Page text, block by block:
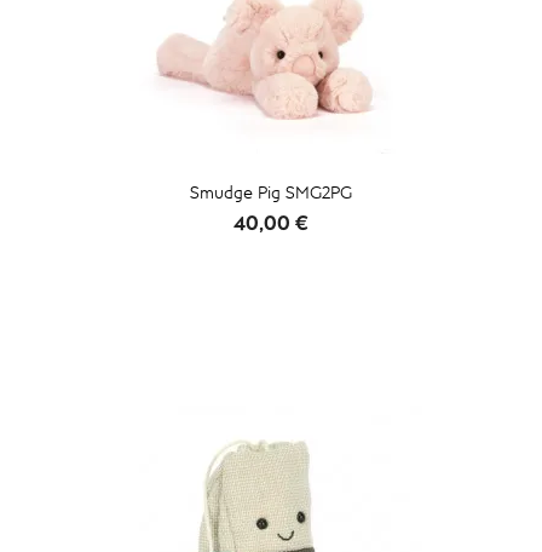
Smudge Pig SMG2PG
Prix
40,00 €